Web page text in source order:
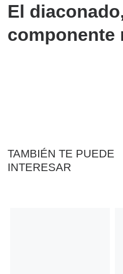
El
componente
TAMBIÉN TE PUEDE
INTERESAR